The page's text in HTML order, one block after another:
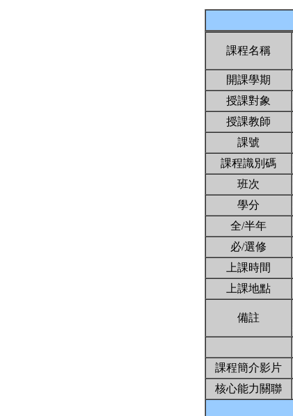
課程名稱
開課學期
授課對象
授課教師
課號
課程識別碼
班次
學分
全/半年
必/選修
上課時間
上課地點
備註
課程簡介影片
核心能力關聯